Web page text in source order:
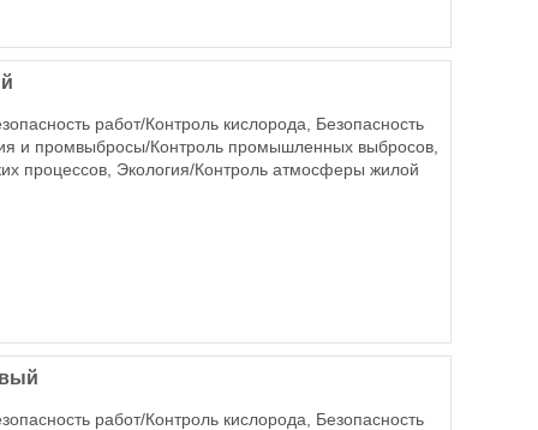
работ/Контроль кислорода, Безопасность
и промвыбросы/Контроль промышленных выбросов,
процессов, Экология/Контроль атмосферы жилой
работ/Контроль кислорода, Безопасность